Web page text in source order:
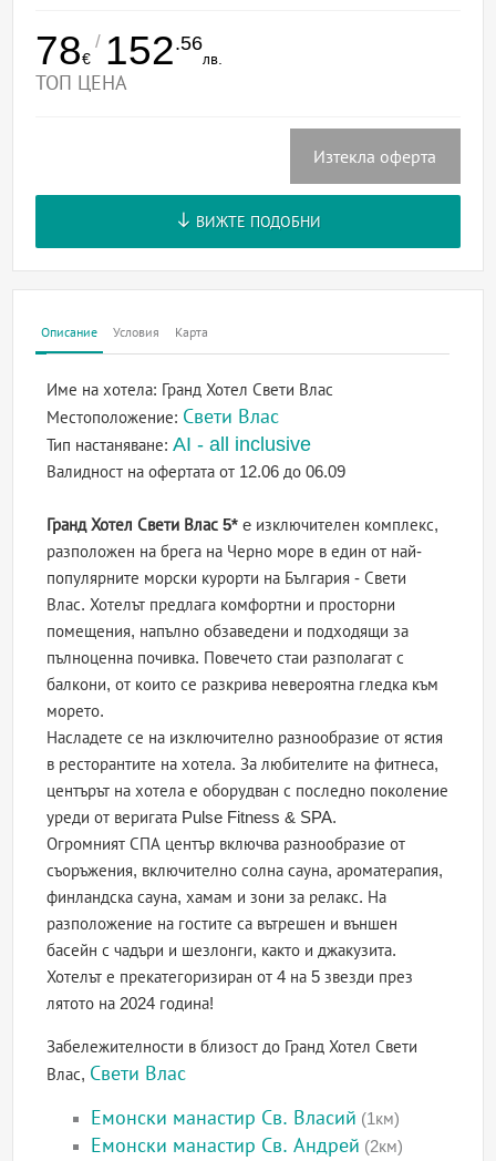
78€
/ 152.56
лв.
ТОП ЦЕНА
Изтекла оферта
ВИЖТЕ ПОДОБНИ
Описание Условия Карта
Име на хотела: Гранд Хотел Свети Влас
Местоположение: Свети Влас
Тип настаняване:AI - all inclusive
Валидност на офертатаот 12.06 до 06.09
Гранд Хотел Свети Влас 5* e изключителен комплекс,
разположен на брега на Черно море в един от най-
популярните морски курорти на България - Свети
Влас. Хотелът предлага комфортни и просторни
помещения, напълно обзаведени и подходящи за
пълноценна почивка. Повечето стаи разполагат с
балкони, от които се разкрива невероятна гледка към
морето.
Насладете се на изключително разнообразие от ястия
в ресторантите на хотела. За любителите на фитнеса,
центърът на хотела е оборудван с последно поколение
уреди от веригата Pulse Fitness & SPA.
Огромният СПА център включва разнообразие от
съоръжения, включително солна сауна, ароматерапия,
финландска сауна, хамам и зони за релакс. На
разположение на гостите са вътрешен и външен
басейн с чадъри и шезлонги, както и джакузита.
Хотелът е прекатегоризиран от 4 на 5 звезди през
лятото на 2024 година!
Забележителности в близост до Гранд Хотел Свети
Влас, Свети Влас
Емонски манастир Св. Власий (1км)
Емонски манастир Св. Андрей (2км)